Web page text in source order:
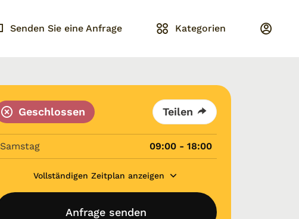
Senden Sie eine Anfrage Kategorien
Geschlossen Teilen
Samstag 09:00 - 18:00
Vollständigen Zeitplan anzeigen
Anfrage senden